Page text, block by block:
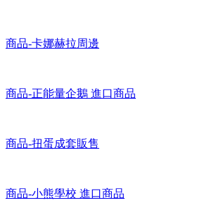
商品-卡娜赫拉周邊
商品-正能量企鵝 進口商品
商品-扭蛋成套販售
商品-小熊學校 進口商品